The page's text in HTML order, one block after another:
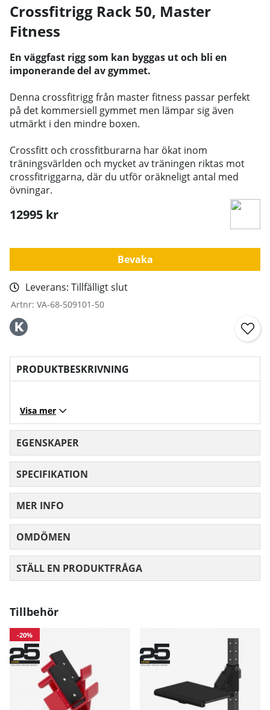
Crossfitrigg Rack 50, Master
Fitness
En väggfast rigg som kan byggas ut och bli en
imponerande del av gymmet.
Denna crossfitrigg från master fitness passar perfekt
på det kommersiell gymmet men lämpar sig även
utmärkt i den mindre boxen.
Crossfitt och crossfitburarna har ökat inom
träningsvärlden och mycket av träningen riktas mot
crossfitriggarna, där du utför oräkneligt antal med
övningar.
12995 kr
Bevaka
Leverans: Tillfälligt slut
Artnr: VA-68-509101-50
PRODUKTBESKRIVNING
Visa mer
EGENSKAPER
SPECIFIKATION
MER INFO
OMDÖMEN
STÄLL EN PRODUKTFRÅGA
Tillbehör
-20%